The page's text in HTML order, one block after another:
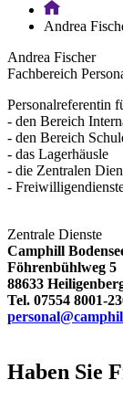
Andrea
Andrea Fischer
Fachbereich
Personalreferentin
- den Bereich
- den Bereich
- das Lagerhäusle
- die Zentralen
-
Zentrale Dienste
Camphill
Föhrenbühlweg 5
88633
Tel. 07554 8001-
Haben Sie